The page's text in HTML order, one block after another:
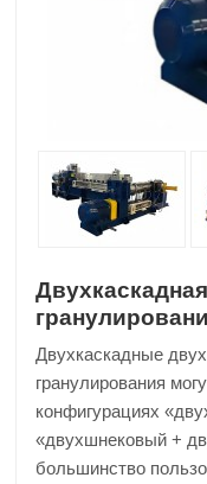
Двухкаскадные
гранулирования
конфигурациях
«двухшнековый +
большинство